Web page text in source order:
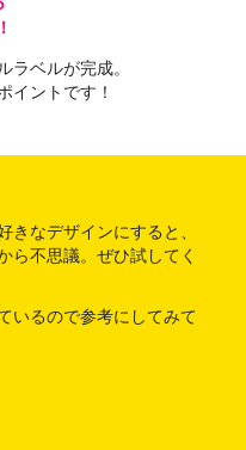
ラベルが完成。
イントです！
きなデザインにすると、
ら不思議。ぜひ試してく
いるので参考にしてみて